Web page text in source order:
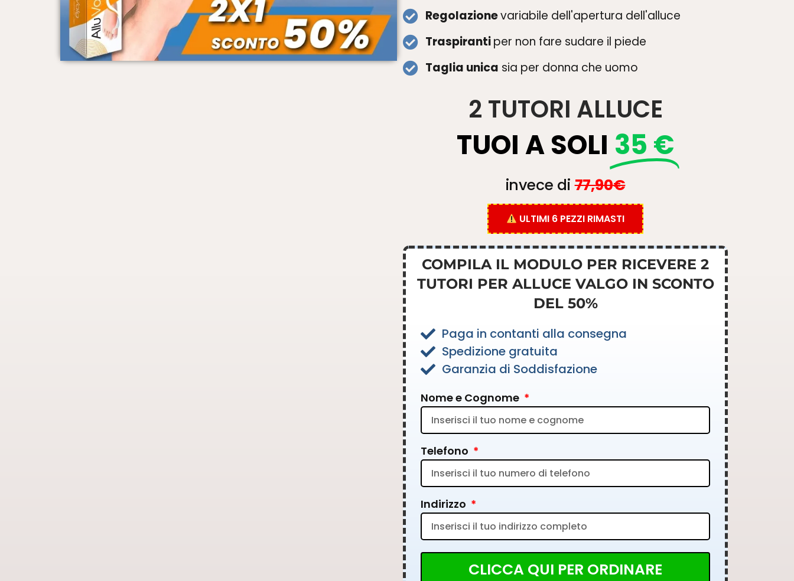
Regolazionevariabile dell'apertura dell'alluce
Traspirantiper non fare sudare il piede
Taglia unica sia per donna che uomo
2 TUTORI ALLUCE
TUOI A SOLI 35 €
invece di77,90€
ULTIMI 6 PEZZI RIMASTI
COMPILA IL MODULO PER RICEVERE 2
TUTORI PER ALLUCE VALGO IN SCONTO
DEL 50%
Paga in contanti alla consegna
Spedizione gratuita
Garanzia di Soddisfazione
Nome e Cognome
Telefono
Indirizzo
CLICCA QUI PER ORDINARE